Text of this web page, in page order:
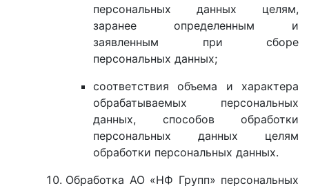
персональных данных целям,
заранее определенным и
заявленным при сборе
персональных данных;
соответствия объема и характера
обрабатываемых персональных
данных, способов обработки
персональных данных целям
обработки персональных данных.
Обработка АО «НФ Групп» персональных